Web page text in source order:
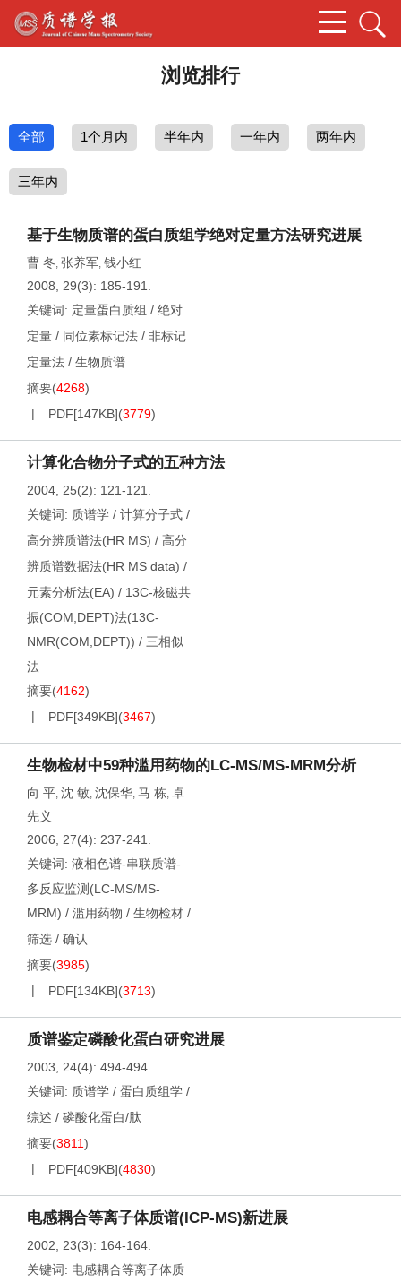
浏览排行
全部 1个月内 半年内 一年内 两年内
三年内
基于生物质谱的蛋白质组学绝对定量方法研究进展
曹 冬, 张养军, 钱小红
2008, 29(3): 185-191.
关键词: 定量蛋白质组 / 绝对
定量 / 同位素标记法 / 非标记
定量法 / 生物质谱
摘要(4268)
PDF[147KB](3779)
计算化合物分子式的五种方法
2004, 25(2): 121-121.
关键词: 质谱学 / 计算分子式 /
高分辨质谱法(HR MS) / 高分
辨质谱数据法(HR MS data) /
元素分析法(EA) / 13C-核磁共
振(COM,DEPT)法(13C-
NMR(COM,DEPT)) / 三相似
法
摘要(4162)
PDF[349KB](3467)
生物检材中59种滥用药物的LC-MS/MS-MRM分析
向 平, 沈 敏, 沈保华, 马 栋, 卓
先义
2006, 27(4): 237-241.
关键词: 液相色谱-串联质谱-
多反应监测(LC-MS/MS-
MRM) / 滥用药物 / 生物检材 /
筛选 / 确认
摘要(3985)
PDF[134KB](3713)
质谱鉴定磷酸化蛋白研究进展
2003, 24(4): 494-494.
关键词: 质谱学 / 蛋白质组学 /
综述 / 磷酸化蛋白/肽
摘要(3811)
PDF[409KB](4830)
电感耦合等离子体质谱(ICP-MS)新进展
2002, 23(3): 164-164.
关键词: 电感耦合等离子体质